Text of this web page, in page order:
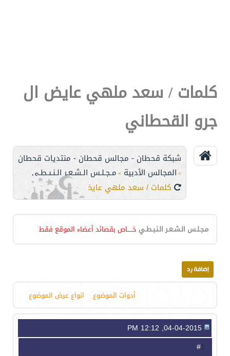
كلمات / سعد ملهي عايض ال
جرو القحطاني
شبكة قحطان - مجالس قحطان - منتديات قحطان
> المجالس الأدبية > مـجـلـس الـشـعـر الـنـبـطـي
كلمات / سعد ملهي عايض ال جرو القحطاني
مـجـلـس الـشـعـر الـنـبـطـي خـــــاص بقصائد أعضاء الموقع فقط
أدوات الموضوع انواع عرض الموضوع
1